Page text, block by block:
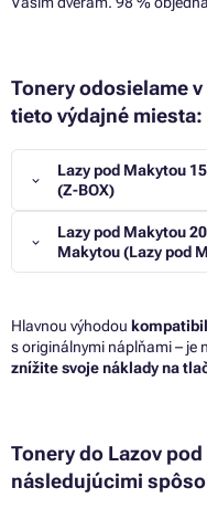
Tonery odosielame
tieto výdajné miesta:
Lazy pod Makytou
(Z-BOX)
Lazy pod Makytou
Makytou (Lazy pod
Hlavnou výhodou
s originálnymi náplňami – je
znížite svoje náklady na
Tonery do Lazov
následujúcimi